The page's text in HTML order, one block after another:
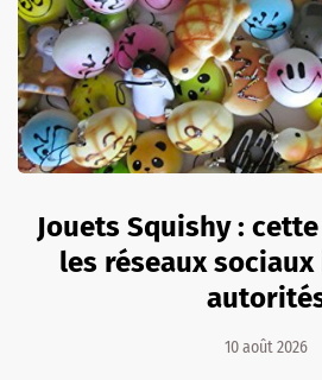
Jouets Squishy :
les réseaux
10 août 2026